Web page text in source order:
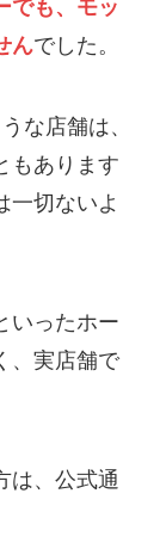
でも、モッ
んでした。
な店舗は、
もあります
一切ないよ
いったホー
、実店舗で
は、公式通